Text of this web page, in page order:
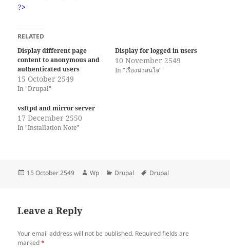
?>
RELATED
Display different page
content to anonymous and
authenticated users
15 October 2549
In "Drupal"
Display for logged in users
10 November 2549
In "เรื่องน่าสนใจ"
vsftpd and mirror server
17 December 2550
In "Installation Note"
Posted
15 October 2549 Author
Wp Categories
Drupal Tags
Drupal
Leave a Reply
Your email address will not be published. Required fields are
marked*